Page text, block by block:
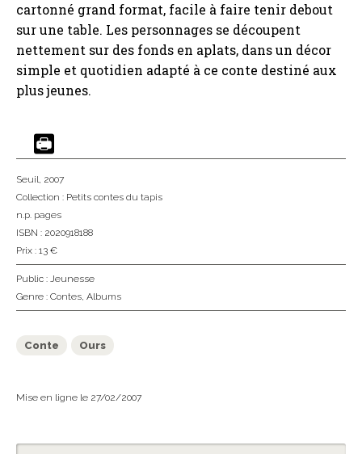
cartonné grand format, facile à faire tenir debout
sur une table. Les personnages se découpent
nettement sur des fonds en aplats, dans un décor
simple et quotidien adapté à ce conte destiné aux
plus jeunes.
Seuil, 2007
Collection : Petits contes du tapis
n.p. pages
ISBN : 2020918188
Prix : 13 €
Public : Jeunesse
Genre : Contes, Albums
Conte Ours
Mise en ligne le 27/02/2007